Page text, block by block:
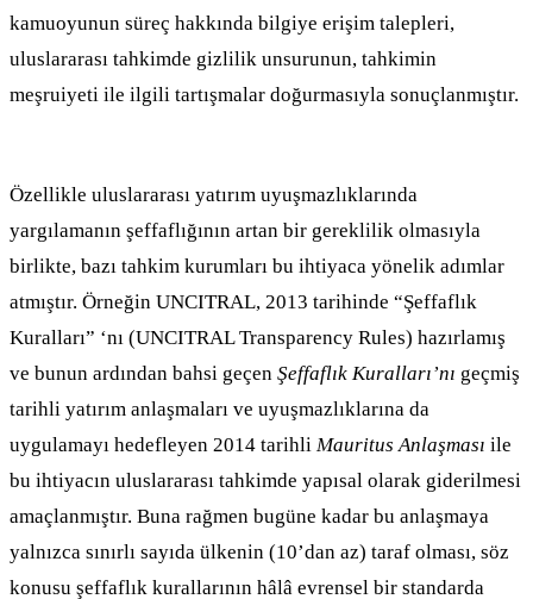
kamuoyunun süreç hakkında bilgiye erişim talepleri,
uluslararası tahkimde gizlilik unsurunun, tahkimin
meşruiyeti ile ilgili tartışmalar doğurmasıyla sonuçlanmıştır.
Özellikle uluslararası yatırım uyuşmazlıklarında
yargılamanın şeffaflığının artan bir gereklilik olmasıyla
birlikte, bazı tahkim kurumları bu ihtiyaca yönelik adımlar
atmıştır. Örneğin UNCITRAL, 2013 tarihinde “Şeffaflık
Kuralları” ‘nı (UNCITRAL Transparency Rules) hazırlamış
ve bunun ardından bahsi geçen Şeffaflık Kuralları’nı geçmiş
tarihli yatırım anlaşmaları ve uyuşmazlıklarına da
uygulamayı hedefleyen 2014 tarihli Mauritus Anlaşması ile
bu ihtiyacın uluslararası tahkimde yapısal olarak giderilmesi
amaçlanmıştır. Buna rağmen bugüne kadar bu anlaşmaya
yalnızca sınırlı sayıda ülkenin (10’dan az) taraf olması, söz
konusu şeffaflık kurallarının hâlâ evrensel bir standarda